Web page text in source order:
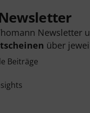
Newsletter
über
Beiträge